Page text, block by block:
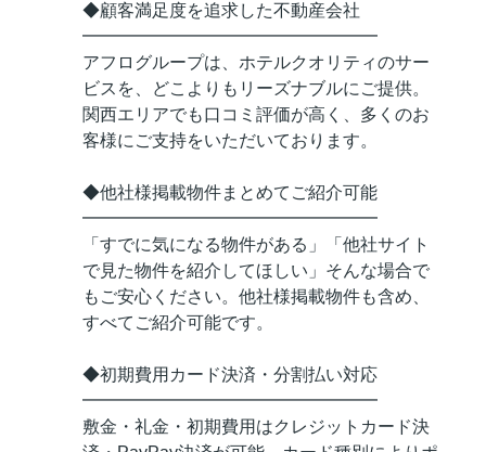
◆顧客満足度を追求した不動産会社
━━━━━━━━━━━━━━━━━
アフログループは、ホテルクオリティのサー
ビスを、どこよりもリーズナブルにご提供。
関西エリアでも口コミ評価が高く、多くのお
客様にご支持をいただいております。
◆他社様掲載物件まとめてご紹介可能
━━━━━━━━━━━━━━━━━
「すでに気になる物件がある」「他社サイト
で見た物件を紹介してほしい」そんな場合で
もご安心ください。他社様掲載物件も含め、
すべてご紹介可能です。
◆初期費用カード決済・分割払い対応
━━━━━━━━━━━━━━━━━
敷金・礼金・初期費用はクレジットカード決